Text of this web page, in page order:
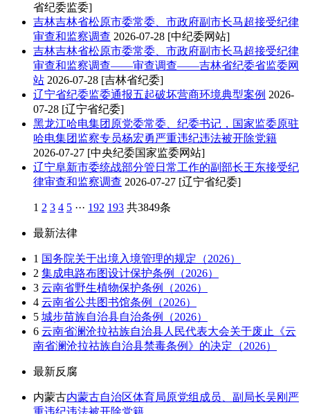
省纪委监委]
吉林吉林省松原市委常委、市政府副市长马超接受纪律
审查和监察调查 2026-07-28 [中纪委网站]
吉林吉林省松原市委常委、市政府副市长马超接受纪律
审查和监察调查——审查调查——吉林省纪委省监委网
站 2026-07-28 [吉林省纪委]
辽宁省纪委监委通报五起破坏营商环境典型案例 2026-
07-28 [辽宁省纪委]
黑龙江哈电集团原党委常委、纪委书记，国家监委原驻
哈电集团监察专员杨宏勇严重违纪违法被开除党籍
2026-07-27 [中央纪委国家监委网站]
辽宁阜新市委统战部分管日常工作的副部长王东接受纪
律审查和监察调查 2026-07-27 [辽宁省纪委]
1 2 3 4 5 ··· 192 193 共3849条
最新法律
1 国务院关于出境入境管理的规定（2026）
2 集成电路布图设计保护条例（2026）
3 云南省野生植物保护条例（2026）
4 云南省公共图书馆条例（2026）
5 城步苗族自治县自治条例（2026）
6 云南省澜沧拉祜族自治县人民代表大会关于废止《云
南省澜沧拉祜族自治县禁毒条例》的决定（2026）
最新反腐
内蒙古内蒙古自治区体育局原党组成员、副局长吴刚严
重违纪违法被开除党籍